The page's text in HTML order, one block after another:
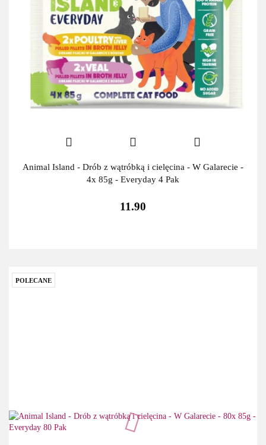
Animal Island - Drób z wątróbką i cielęcina - W Galarecie -
4x 85g - Everyday 4 Pak
11.90
POLECANE